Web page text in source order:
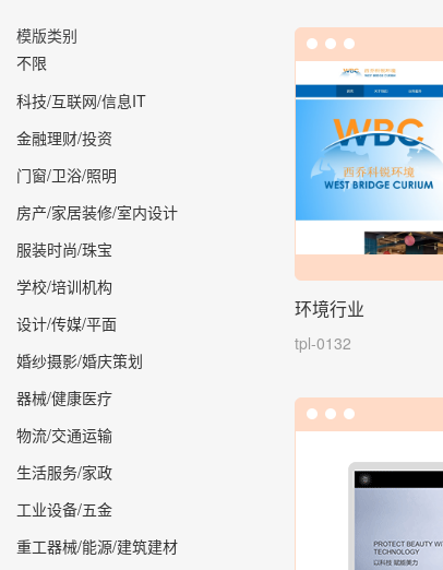
模版类别
不限
科技/互联网/信息IT
金融理财/投资
门窗/卫浴/照明
房产/家居装修/室内设计
服装时尚/珠宝
学校/培训机构
设计/传媒/平面
婚纱摄影/婚庆策划
器械/健康医疗
物流/交通运输
生活服务/家政
工业设备/五金
重工器械/能源/建筑建材
环境行业
tpl-0132